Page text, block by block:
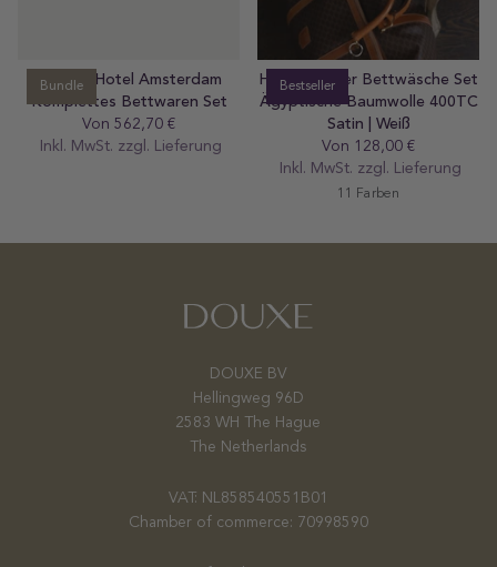
Set
Bestseller
Hotel Pulitzer Bettwäsche Set
Ägyptische Baumwolle 400TC
Satin | Weiß
Regular
Von 128,00 €
Lieferung
Bestseller
Pulitzer Kopfkissen
- Hotel Pulitzer
Fluffy
preis
Inkl. MwSt. zzgl.
DOUXE BV
Hellingweg 96D
2583 WH The Hague
The Netherlands
VAT: NL858540551B01
Chamber of commerce: 70998590